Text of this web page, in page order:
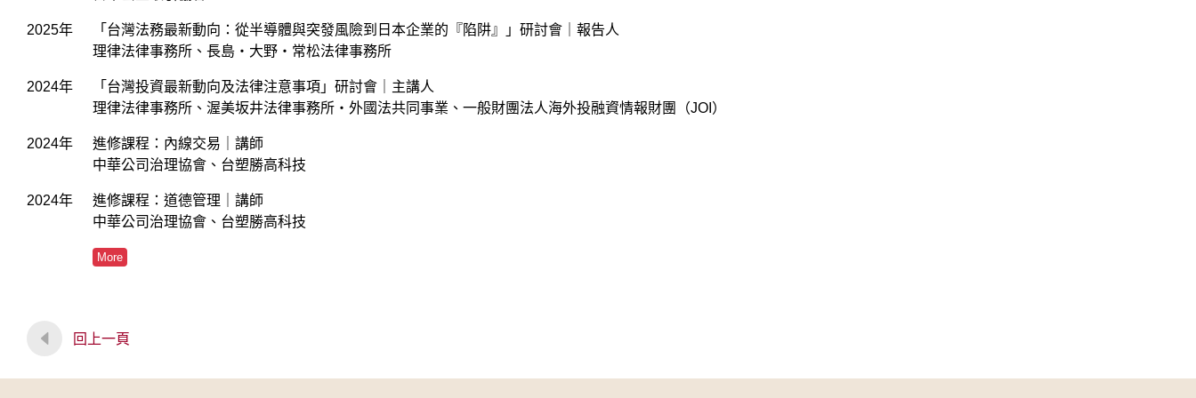
2025年
「台灣法務最新動向：從半導體與突發風險到日本企業的『陷阱』」研討會｜報告人
理律法律事務所、長島・大野・常松法律事務所
2024年
「台灣投資最新動向及法律注意事項」研討會｜主講人
理律法律事務所、渥美坂井法律事務所・外國法共同事業、一般財團法人海外投融資情報財團（JOI）
2024年
進修課程：內線交易｜講師
中華公司治理協會、台塑勝高科技
2024年
進修課程：道德管理｜講師
中華公司治理協會、台塑勝高科技
More
回上一頁